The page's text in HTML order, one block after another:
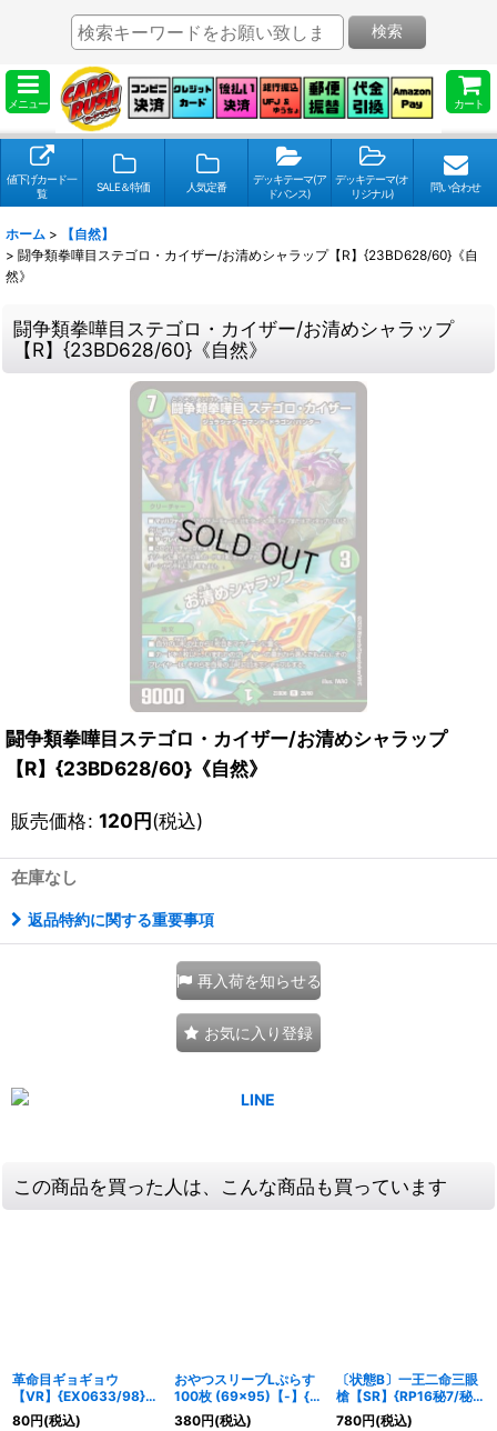
メニュー カート
検索
値下げカード一
覧
SALE＆特価 人気定番
デッキテーマ(ア
ドバンス)
デッキテーマ(オ
リジナル)
問い合わせ
ホーム >
【自然】
> 闘争類拳嘩目ステゴロ・カイザー/お清めシャラップ【R】{23BD628/60}《自
然》
闘争類拳嘩目ステゴロ・カイザー/お清めシャラップ
【R】{23BD628/60}《自然》
闘争類拳嘩目ステゴロ・カイザー/お清めシャラップ
【R】{23BD628/60}《自然》
販売価格: 120円(税込)
在庫なし
返品特約に関する重要事項
再入荷を知らせる
お気に入り登録
この商品を買った人は、こんな商品も買っています
革命目ギョギョウ
【VR】{EX0633/98}
《自然》
80円(税込)
おやつスリーブLぷらす
100枚 (69×95)【-】{-}
《-》
380円(税込)
〔状態B〕一王二命三眼
槍【SR】{RP16秘7/秘
15}《多》
780円(税込)